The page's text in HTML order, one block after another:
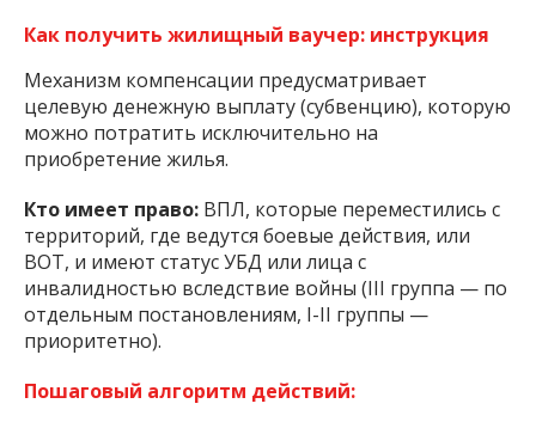
Как получить жилищный ваучер: инструкция
Механизм компенсации предусматривает
целевую денежную выплату (субвенцию), которую
можно потратить исключительно на
приобретение жилья.
Кто имеет право: ВПЛ, которые переместились с
территорий, где ведутся боевые действия, или
ВОТ, и имеют статус УБД или лица с
инвалидностью вследствие войны (III группа — по
отдельным постановлениям, I-II группы —
приоритетно).
Пошаговый алгоритм действий: